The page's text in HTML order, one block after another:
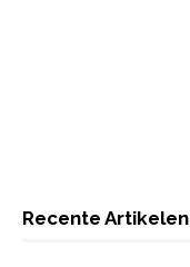
Recente Artikelen